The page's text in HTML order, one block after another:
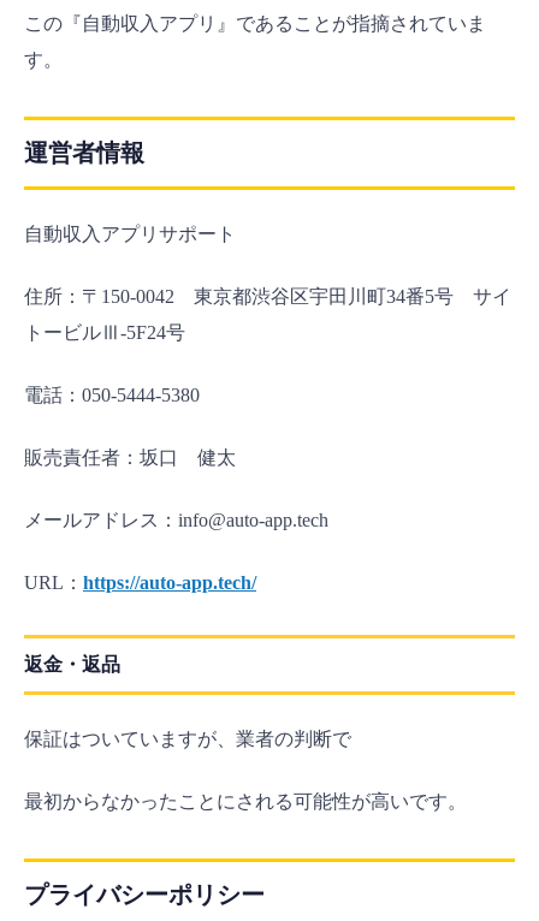
この『自動収入アプリ』であることが指摘されていま
す。
運営者情報
自動収入アプリサポート
住所：〒150-0042 東京都渋谷区宇田川町34番5号 サイ
トービルⅢ-5F24号
電話：050-5444-5380
販売責任者：坂口 健太
メールアドレス：info@auto-app.tech
URL： https://auto-app.tech/
返金・返品
保証はついていますが、業者の判断で
最初からなかったことにされる可能性が高いです。
プライバシーポリシー